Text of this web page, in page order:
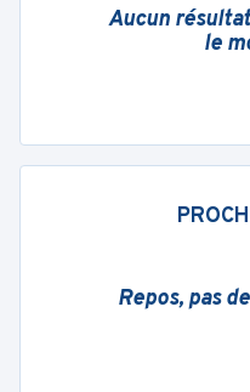
Aucun
le
Repos, pas